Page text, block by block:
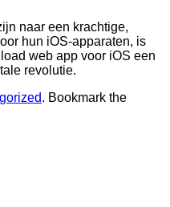
naar een krachtige,
hun iOS-apparaten, is
web app voor iOS een
revolutie.
. Bookmark the